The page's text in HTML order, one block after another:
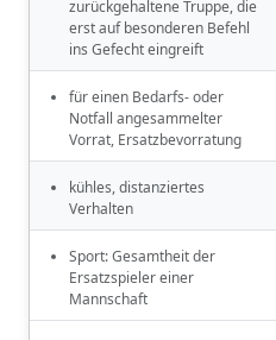
zurückgehaltene Truppe, die
erst auf besonderen Befehl
ins Gefecht eingreift
für einen Bedarfs- oder
Notfall angesammelter
Vorrat, Ersatzbevorratung
kühles, distanziertes
Verhalten
Sport: Gesamtheit der
Ersatzspieler einer
Mannschaft